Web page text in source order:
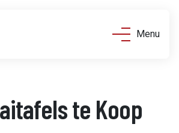
Menu
te Koop